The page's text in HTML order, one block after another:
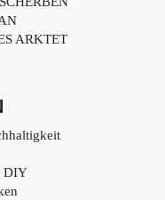
ARKTET
DIY